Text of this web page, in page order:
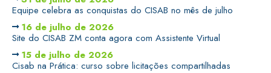
Equipe celebra as conquistas do CISAB no mês de julho
16 de julho de 2026
Site do CISAB ZM conta agora com Assistente Virtual
15 de julho de 2026
Cisab na Prática: curso sobre licitações compartilhadas